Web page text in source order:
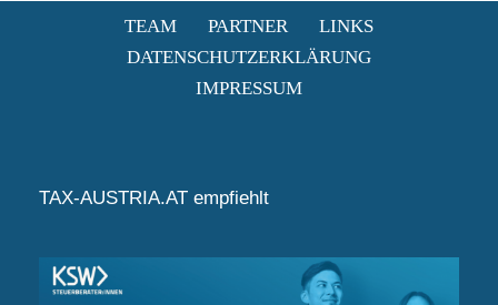
TEAM PARTNER
LINKS
DATENSCHUTZERKLÄRUNG
IMPRESSUM
TAX-AUSTRIA.AT empfiehlt